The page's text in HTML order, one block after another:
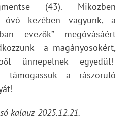
(43). Miközben
óvó kezében vagyunk, a
evezők” megóvásáért
a magányosokért,
ünnepelnek egyedül!
támogassuk a rászoruló
kalauz 2025.12.21.